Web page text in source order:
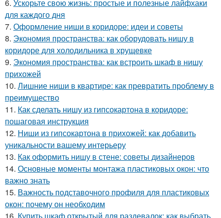
6. Ускорьте свою жизнь: простые и полезные лайфхаки
для каждого дня
7. Оформление ниши в коридоре: идеи и советы
8. Экономия пространства: как оборудовать нишу в
коридоре для холодильника в хрущевке
9. Экономия пространства: как встроить шкаф в нишу
прихожей
10. Лишние ниши в квартире: как превратить проблему в
преимущество
11. Как сделать нишу из гипсокартона в коридоре:
пошаговая инструкция
12. Ниши из гипсокартона в прихожей: как добавить
уникальности вашему интерьеру
13. Как оформить нишу в стене: советы дизайнеров
14. Основные моменты монтажа пластиковых окон: что
важно знать
15. Важность подставочного профиля для пластиковых
окон: почему он необходим